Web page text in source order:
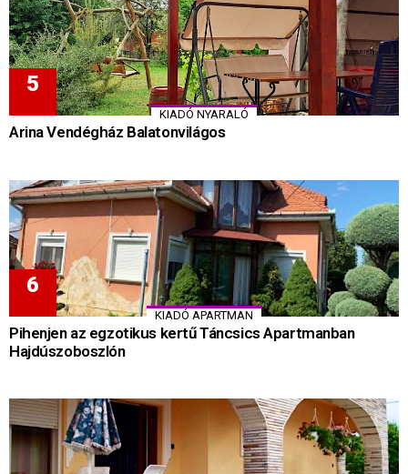
KIADÓ NYARALÓ
Arina Vendégház Balatonvilágos
KIADÓ APARTMAN
Pihenjen az egzotikus kertű Táncsics Apartmanban
Hajdúszoboszlón